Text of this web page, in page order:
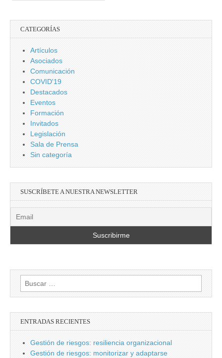
CATEGORÍAS
Artículos
Asociados
Comunicación
COVID'19
Destacados
Eventos
Formación
Invitados
Legislación
Sala de Prensa
Sin categoría
SUSCRÍBETE A NUESTRA NEWSLETTER
Buscar:
ENTRADAS RECIENTES
Gestión de riesgos: resiliencia organizacional
Gestión de riesgos: monitorizar y adaptarse